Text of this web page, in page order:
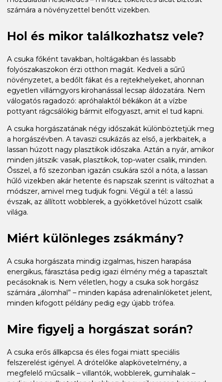
számára a növényzettel benőtt vizekben.
Hol és mikor találkozhatsz vele?
A csuka főként tavakban, holtágakban és lassabb
folyószakaszokon érzi otthon magát. Kedveli a sűrű
növényzetet, a bedőlt fákat és a rejtekhelyeket, ahonnan
egyetlen villámgyors kirohanással lecsap áldozatára. Nem
válogatós ragadozó: apróhalaktól békákon át a vízbe
pottyant rágcsálókig bármit elfogyaszt, amit el tud kapni.
A csuka horgászatának négy időszakát különböztetjük meg
a horgászévben. A tavaszi csukázás az első, a jerkbaitek, a
lassan húzott nagy plasztikok időszaka. Aztán a nyár, amikor
minden játszik: vasak, plasztikok, top-water csalik, minden.
Ősszel, a fő szezonban igazán csukára szól a nóta, a lassan
hűlő vizekben akár hetente és napszak szerint is változhat a
módszer, amivel meg tudjuk fogni. Végül a tél: a lassú
évszak, az állított wobblerek, a gyökketővel húzott csalik
világa.
Miért különleges zsákmány?
A csuka horgászata mindig izgalmas, hiszen harapása
energikus, fárasztása pedig igazi élmény még a tapasztalt
pecásoknak is. Nem véletlen, hogy a csuka sok horgász
számára „álomhal” – minden kapása adrenalinlöketet jelent,
minden kifogott példány pedig egy újabb trófea.
Mire figyelj a horgászat során?
A csuka erős állkapcsa és éles fogai miatt speciális
felszerelést igényel. A drótelőke alapkövetelmény, a
megfelelő műcsalik – villantók, wobblerek, gumihalak –